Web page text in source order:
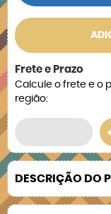
Frete e Prazo
Calcule o frete e o
região:
DESCRIÇÃO DO